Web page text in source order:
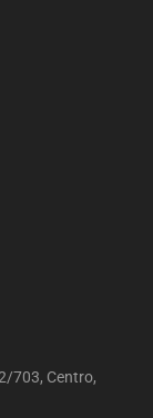
703, Centro,